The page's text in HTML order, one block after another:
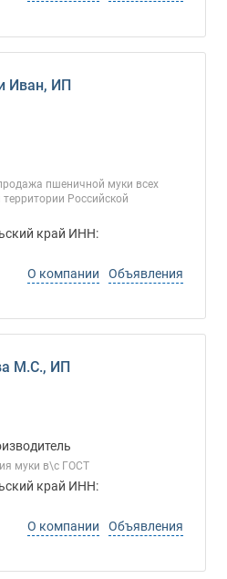
Иван, ИП
пшеничной муки всех
Российской
край ИНН:
О компании
Объявления
М.С., ИП
муки в\с ГОСТ
край ИНН:
О компании
Объявления